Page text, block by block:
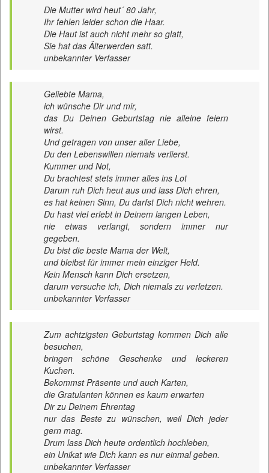
Die Mutter wird heut´ 80 Jahr,
Ihr fehlen leider schon die Haar.
Die Haut ist auch nicht mehr so glatt,
Sie hat das Älterwerden satt.
unbekannter Verfasser
Geliebte Mama,
ich wünsche Dir und mir,
das Du Deinen Geburtstag nie alleine feiern
wirst.
Und getragen von unser aller Liebe,
Du den Lebenswillen niemals verlierst.
Kummer und Not,
Du brachtest stets immer alles ins Lot
Darum ruh Dich heut aus und lass Dich ehren,
es hat keinen Sinn, Du darfst Dich nicht wehren.
Du hast viel erlebt in Deinem langen Leben,
nie etwas verlangt, sondern immer nur
gegeben.
Du bist die beste Mama der Welt,
und bleibst für immer mein einziger Held.
Kein Mensch kann Dich ersetzen,
darum versuche ich, Dich niemals zu verletzen.
unbekannter Verfasser
Zum achtzigsten Geburtstag kommen Dich alle
besuchen,
bringen schöne Geschenke und leckeren
Kuchen.
Bekommst Präsente und auch Karten,
die Gratulanten können es kaum erwarten
Dir zu Deinem Ehrentag
nur das Beste zu wünschen, weil Dich jeder
gern mag.
Drum lass Dich heute ordentlich hochleben,
ein Unikat wie Dich kann es nur einmal geben.
unbekannter Verfasser